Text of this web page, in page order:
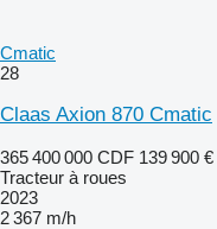
Cmatic
28
Claas Axion 870 Cmatic
365 400 000 CDF 139 900 €
Tracteur à roues
2023
2 367 m/h